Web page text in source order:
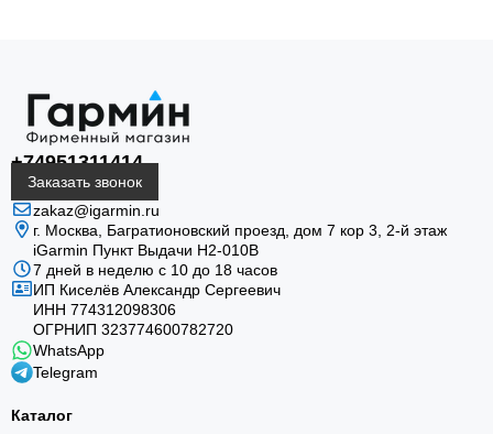
+74951311414
Заказать звонок
zakaz@igarmin.ru
г. Москва, Багратионовский проезд, дом 7 кор 3, 2-й этаж
iGarmin Пункт Выдачи Н2-010В
7 дней в неделю с 10 до 18 часов
ИП Киселёв Александр Сергеевич
ИНН 774312098306
ОГРНИП 323774600782720
WhatsApp
Telegram
Каталог